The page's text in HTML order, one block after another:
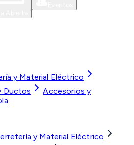
y Material Eléctrico
Ductos
Accesorios y
y Material Eléctrico